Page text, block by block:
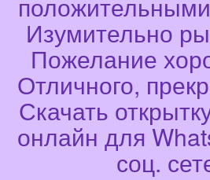
Изумительно
Пожелание
Отличного,
Скачать
онлайн для
соц.